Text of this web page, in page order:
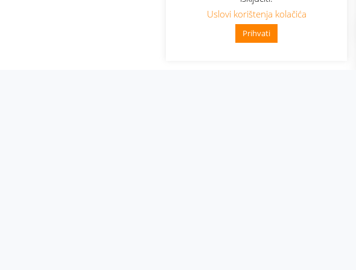
Uslovi korištenja kolačića
Prihvati
👋 Zdravo, kako mogu pomoći?